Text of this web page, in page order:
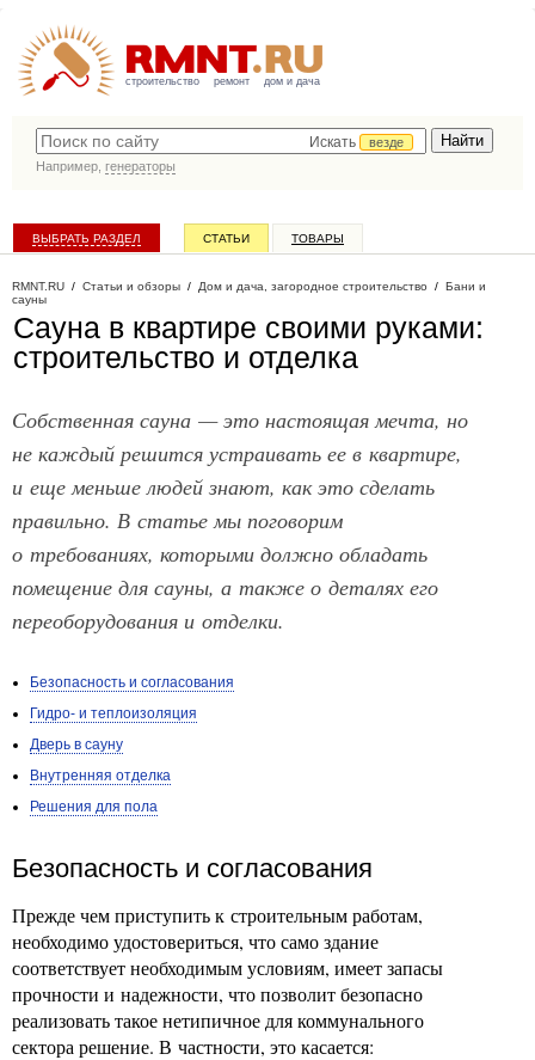
строительство ремонт дом и дача
Искать
везде
Например, генераторы
ВЫБРАТЬ РАЗДЕЛ СТАТЬИ ТОВАРЫ
RMNT.RU / Статьи и обзоры / Дом и дача, загородное строительство / Бани и
сауны
Сауна в квартире своими руками:
строительство и отделка
Собственная сауна — это настоящая мечта, но
не каждый решится устраивать ее в квартире,
и еще меньше людей знают, как это сделать
правильно. В статье мы поговорим
о требованиях, которыми должно обладать
помещение для сауны, а также о деталях его
переоборудования и отделки.
Безопасность и согласования
Гидро- и теплоизоляция
Дверь в сауну
Внутренняя отделка
Решения для пола
Безопасность и согласования
Прежде чем приступить к строительным работам,
необходимо удостовериться, что само здание
соответствует необходимым условиям, имеет запасы
прочности и надежности, что позволит безопасно
реализовать такое нетипичное для коммунального
сектора решение. В частности, это касается: